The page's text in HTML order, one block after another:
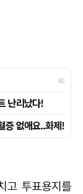
고 투표용지를